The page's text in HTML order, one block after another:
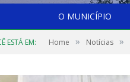
O MUNICÍPIO
ESTÁ EM: Home » Notícias »